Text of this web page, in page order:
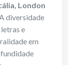
London
diversidade
e
em